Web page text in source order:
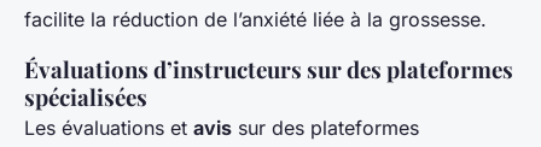
facilite la réduction de l’anxiété liée à la grossesse.
Évaluations d’instructeurs sur des plateformes
spécialisées
Les évaluations et avis sur des plateformes